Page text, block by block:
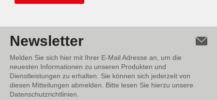
Newsletter
Melden Sie sich hier mit Ihrer E-Mail Adresse an, um die
neuesten Informationen zu unseren Produkten und
Dienstleistungen zu erhalten. Sie können sich jederzeit von
diesen Mitteilungen abmelden. Bitte lesen Sie hierzu unsere
Datenschutzrichtlinien.